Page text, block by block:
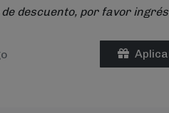
descuento, por favor